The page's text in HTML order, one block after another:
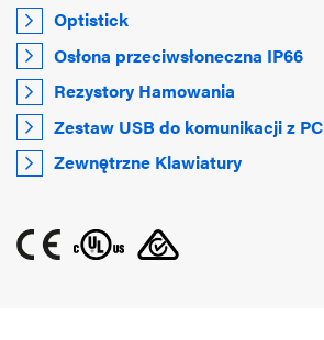
Optistick
Osłona przeciwsłoneczna IP66
Rezystory Hamowania
Zestaw USB do komunikacji z PC
Zewnętrzne Klawiatury